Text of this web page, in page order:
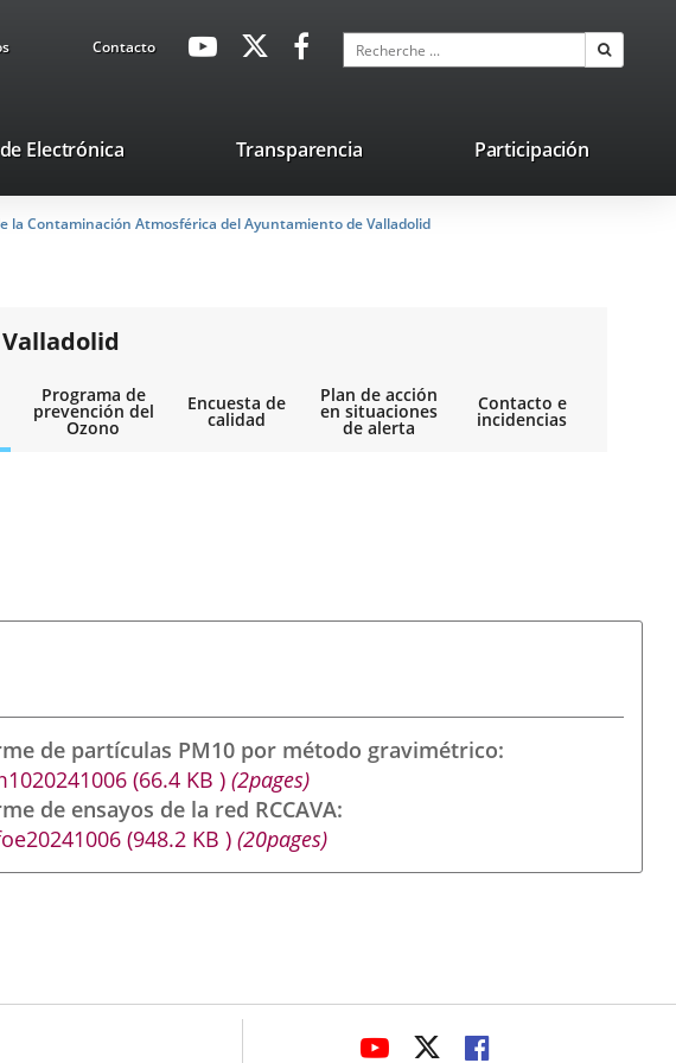
ContactoavaHeaderSocial
Enlace
externa.
Enlace
aplicación
externa.
Enlace
aplicación
externa.
Recherche
ElectrónicaEnlace
una
aplicación
Transparencia Participación
la Contaminación Atmosférica del Ayuntamiento de Valladolid
Programa de
prevención del
Ozono
Encuesta de
calidad
Plan de acción
en situaciones
de alerta
Contacto e
incidencias
de partículas PM10 por método gravimétrico
(66.4 KB) (2pages)
de ensayos de la red RCCAVA
(948.2 KB) (20pages)
ENLACEENLACEENLACE